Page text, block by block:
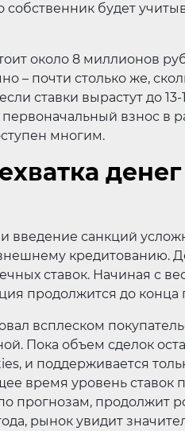
будет
около 8 миллионов
– почти столько же,
ставки вырастут до 13-
взнос в
многим.
денег
введение санкций
кредитованию.
ставок. Начиная с
продолжится до конца
всплеском
Пока объем сделок
и поддерживается
время уровень ставок
прогнозам, продолжит
рынок увидит